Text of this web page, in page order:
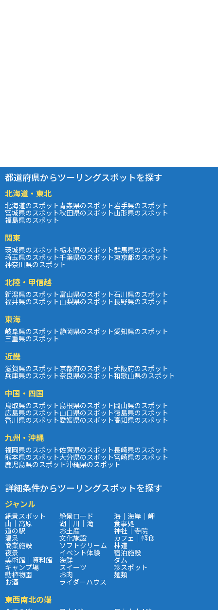
都道府県からツーリングスポットを探す
北海道・東北
北海道のスポット青森県のスポット岩手県のスポット
宮城県のスポット秋田県のスポット山形県のスポット
福島県のスポット
関東
茨城県のスポット栃木県のスポット群馬県のスポット
埼玉県のスポット千葉県のスポット東京都のスポット
神奈川県のスポット
北陸・甲信越
新潟県のスポット富山県のスポット石川県のスポット
福井県のスポット山梨県のスポット長野県のスポット
東海
岐阜県のスポット静岡県のスポット愛知県のスポット
三重県のスポット
近畿
滋賀県のスポット京都府のスポット大阪府のスポット
兵庫県のスポット奈良県のスポット和歌山県のスポット
中国・四国
鳥取県のスポット島根県のスポット岡山県のスポット
広島県のスポット山口県のスポット徳島県のスポット
香川県のスポット愛媛県のスポット高知県のスポット
九州・沖縄
福岡県のスポット佐賀県のスポット長崎県のスポット
熊本県のスポット大分県のスポット宮崎県のスポット
鹿児島県のスポット沖縄県のスポット
詳細条件からツーリングスポットを探す
ジャンル
絶景スポット 絶景ロード 海｜海岸｜岬
山｜高原 湖｜川｜滝 食事処
道の駅 お土産 神社｜寺院
温泉 文化施設 カフェ｜軽食
商業施設 ソフトクリーム 林道
夜景 イベント体験 宿泊施設
美術館｜資料館 海鮮 ダム
キャンプ場 スイーツ 珍スポット
動植物園 お肉 麺類
お酒 ライダーハウス
東西南北の端